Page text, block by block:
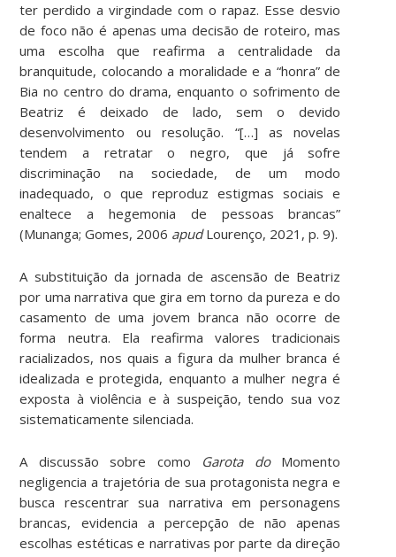
ter perdido a virgindade com o rapaz. Esse desvio
de foco não é apenas uma decisão de roteiro, mas
uma escolha que reafirma a centralidade da
branquitude, colocando a moralidade e a “honra” de
Bia no centro do drama, enquanto o sofrimento de
Beatriz é deixado de lado, sem o devido
desenvolvimento ou resolução. “[…] as novelas
tendem a retratar o negro, que já sofre
discriminação na sociedade, de um modo
inadequado, o que reproduz estigmas sociais e
enaltece a hegemonia de pessoas brancas”
(Munanga; Gomes, 2006 apudLourenço, 2021, p. 9).
A substituição da jornada de ascensão de Beatriz
por uma narrativa que gira em torno da pureza e do
casamento de uma jovem branca não ocorre de
forma neutra. Ela reafirma valores tradicionais
racializados, nos quais a figura da mulher branca é
idealizada e protegida, enquanto a mulher negra é
exposta à violência e à suspeição, tendo sua voz
sistematicamente silenciada.
A discussão sobre como Garota do Momento
negligencia a trajetória de sua protagonista negra e
busca rescentrar sua narrativa em personagens
brancas, evidencia a percepção de não apenas
escolhas estéticas e narrativas por parte da direção